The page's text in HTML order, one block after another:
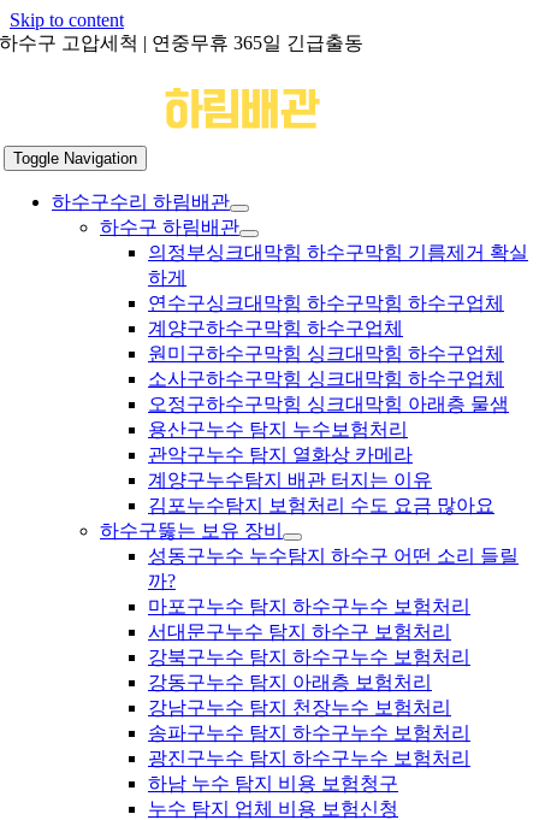
Skip to content
하수구 고압세척 | 연중무휴 365일 긴급출동
Toggle Navigation
하수구수리 하림배관
하수구 하림배관
의정부싱크대막힘 하수구막힘 기름제거 확실
하게
연수구싱크대막힘 하수구막힘 하수구업체
계양구하수구막힘 하수구업체
원미구하수구막힘 싱크대막힘 하수구업체
소사구하수구막힘 싱크대막힘 하수구업체
오정구하수구막힘 싱크대막힘 아래층 물샘
용산구누수 탐지 누수보험처리
관악구누수 탐지 열화상 카메라
계양구누수탐지 배관 터지는 이유
김포누수탐지 보험처리 수도 요금 많아요
하수구뚫는 보유 장비
성동구누수 누수탐지 하수구 어떤 소리 들릴
까?
마포구누수 탐지 하수구누수 보험처리
서대문구누수 탐지 하수구 보험처리
강북구누수 탐지 하수구누수 보험처리
강동구누수 탐지 아래층 보험처리
강남구누수 탐지 천장누수 보험처리
송파구누수 탐지 하수구누수 보험처리
광진구누수 탐지 하수구누수 보험처리
하남 누수 탐지 비용 보험청구
누수 탐지 업체 비용 보험신청